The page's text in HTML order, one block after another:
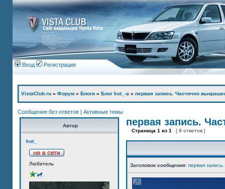
Вход Регистрация
VistaClub.ru » Форум » Блоги » Блог kot_-а » первая запись. Частично
Сообщения без ответов | Активные темы
Автор
kot_
Любитель
первая запись.
Страница 1 из 1 [ 8 ответов ]
Заголовок сообщения: первая